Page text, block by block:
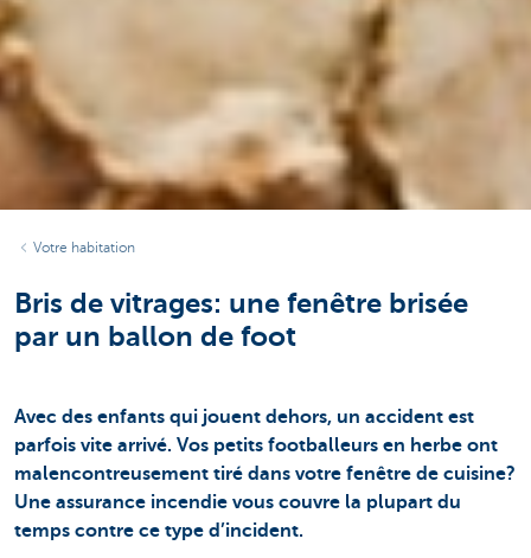
Votre habitation
Bris de vitrages: une fenêtre brisée
par un ballon de foot
Avec des enfants qui jouent dehors, un accident est
parfois vite arrivé. Vos petits footballeurs en herbe ont
malencontreusement tiré dans votre fenêtre de cuisine?
Une assurance incendie vous couvre la plupart du
temps contre ce type d’incident.